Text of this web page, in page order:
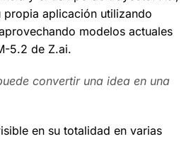
aplicación utilizando
modelos actuales
5.2 de Z.ai.
convertir una idea en una
en su totalidad en varias